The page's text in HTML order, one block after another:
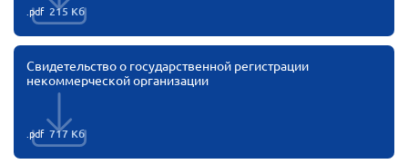
Тульская область
Ульяновская область
Челябинская область
Ярославская область
.pdf 215 Кб
Свидетельство о государственной регистрации
некоммерческой организации
.pdf 717 Кб